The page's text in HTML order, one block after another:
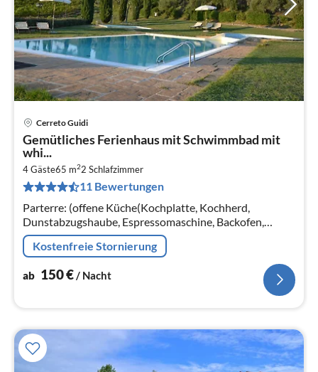
Cerreto Guidi
Gemütliches Ferienhaus mit Schwimmbad mit
whi...
4 Gäste65 m22 Schlafzimmer
11 Bewertungen
Parterre: (offene Küche(Kochplatte, Kochherd,
Dunstabzugshaube, Espressomaschine, Backofen,
Kühl-/Gefrierkombination), Wohn/Esszimmer(TV,
Esstisch, Sitzecke)
Kostenfreie Stornierung
ab 150€/ Nacht